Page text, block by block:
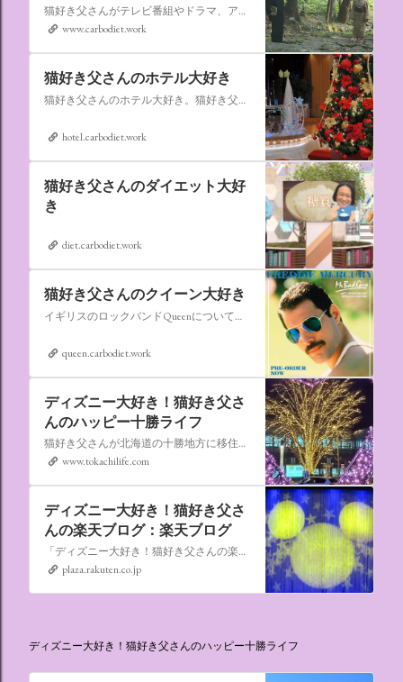
猫好き父さんがテレビ番組やドラマ、アニメ、特撮ヒーロー,そしてダイエットについて書いたブログです。
www.carbodiet.work
猫好き父さんのホテル大好き
猫好き父さんのホテル大好き。猫好き父さんが宿泊したホテルの情報を徒然なるままに書いていきます。
hotel.carbodiet.work
猫好き父さんのダイエット大好
き
diet.carbodiet.work
猫好き父さんのクイーン大好き
イギリスのロックバンドQueenについての情報をアップします。
queen.carbodiet.work
ディズニー大好き！猫好き父さ
んのハッピー十勝ライフ
猫好き父さんが北海道の十勝地方に移住しました。なれない北海道の暮らしについてお伝えします。
www.tokachilife.com
ディズニー大好き！猫好き父さ
んの楽天ブログ：楽天ブログ
「ディズニー大好き！猫好き父さんの楽天ブログ」にようこそ！ いろんなブログサービスが廃止になるなか満を持して楽天ブログをはじめようと思います。 よろしくお願いいたします。
plaza.rakuten.co.jp
ディズニー大好き！猫好き父さんのハッピー十勝ライフ